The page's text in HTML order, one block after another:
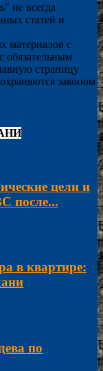
не всегда
статей и
материалов с
обязательным
страницу
законом
цели и
после...
в квартире:
по